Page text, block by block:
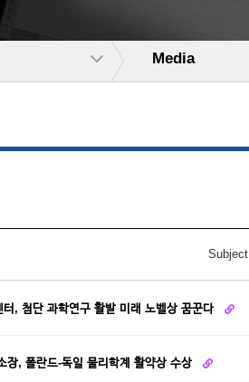
Media
Subject
, 첨단 과학연구 활발 미래 노벨상 꿈꾼다
장, 폴란드-독일 물리학계 활약상 수상